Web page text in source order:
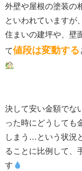
外壁や屋根の塗装の
といわれていますが
住まいの建坪や、壁
て値段は変動する
決して安い金額でな
った時にどうしても
しまう…という状況
ることに比例して、
す